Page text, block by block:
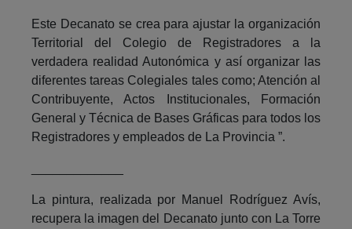
Este Decanato se crea para ajustar la organización
Territorial del Colegio de Registradores a la
verdadera realidad Autonómica y así organizar las
diferentes tareas Colegiales tales como; Atención al
Contribuyente, Actos Institucionales, Formación
General y Técnica de Bases Gráficas para todos los
Registradores y empleados de La Provincia ”.
La pintura, realizada por Manuel Rodríguez Avís,
recupera la imagen del Decanato junto con La Torre